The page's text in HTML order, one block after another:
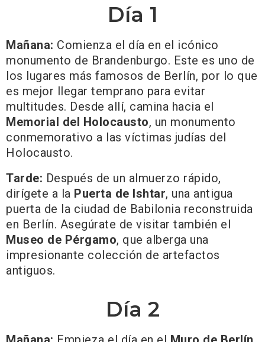
Día 1
Mañana: Comienza el día en el icónico
monumento de Brandenburgo. Este es uno de
los lugares más famosos de Berlín, por lo que
es mejor llegar temprano para evitar
multitudes. Desde allí, camina hacia el
Memorial del Holocausto, un monumento
conmemorativo a las víctimas judías del
Holocausto.
Tarde: Después de un almuerzo rápido,
dirígete a la Puerta de Ishtar, una antigua
puerta de la ciudad de Babilonia reconstruida
en Berlín. Asegúrate de visitar también el
Museo de Pérgamo, que alberga una
impresionante colección de artefactos
antiguos.
Día 2